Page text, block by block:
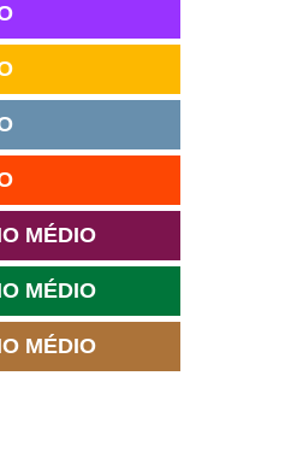
MÉDIO
MÉDIO
MÉDIO